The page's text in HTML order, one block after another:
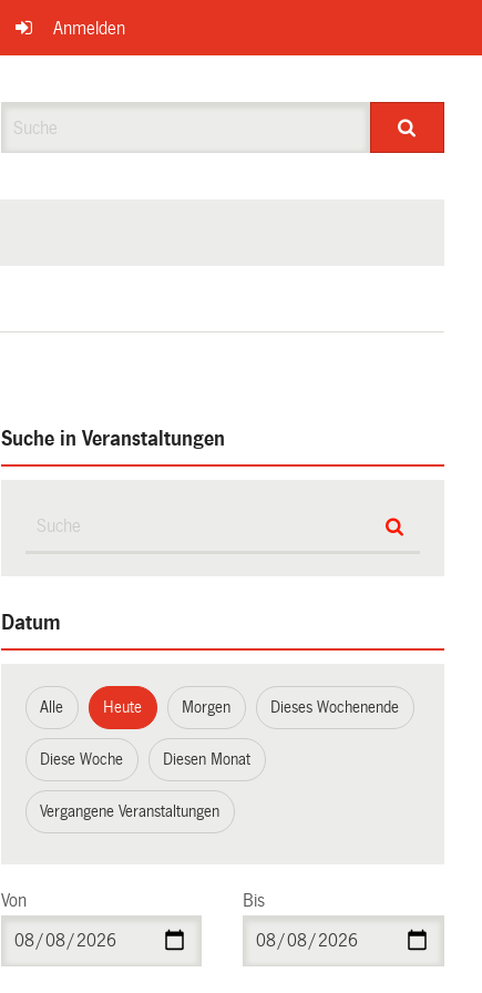
Anmelden
Suche in Veranstaltungen
Datum
Alle Heute Morgen Dieses Wochenende
Diese Woche Diesen Monat
Vergangene Veranstaltungen
Von Bis